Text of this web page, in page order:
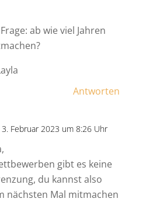
ab wie viel Jahren
Antworten
Februar 2023 um 8:26 Uhr
gibt es keine
du kannst also
nächsten Mal mitmachen